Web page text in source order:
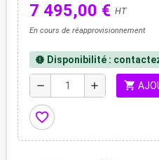
7 495,00 € HT
En cours de réapprovisionnement
new_releases Disponibilité :
remove add shopping_cart
favorite_border